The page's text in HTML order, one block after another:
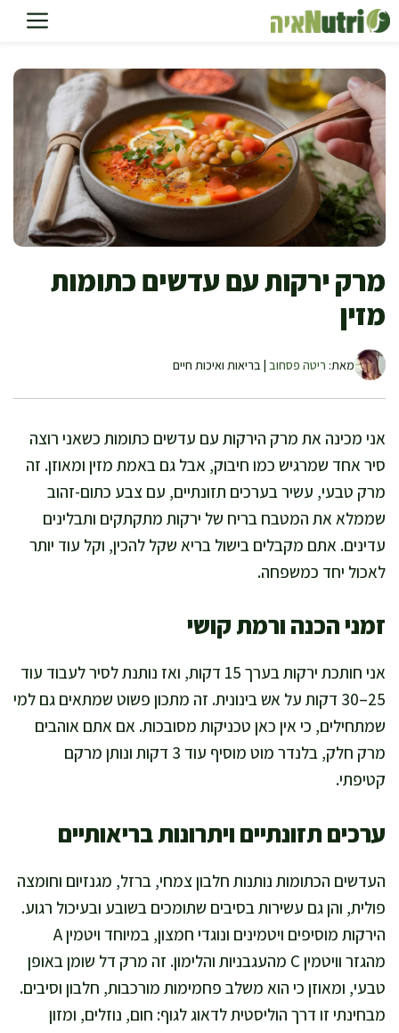
לדלג
לתוכן
מרק ירקות עם עדשים כתומות
מזין
מאת: ריטה פסחוב | בריאות ואיכות חיים
אני מכינה את מרק הירקות עם עדשים כתומות כשאני רוצה
סיר אחד שמרגיש כמו חיבוק, אבל גם באמת מזין ומאוזן. זה
מרק טבעי, עשיר בערכים תזונתיים, עם צבע כתום-זהוב
שממלא את המטבח בריח של ירקות מתקתקים ותבלינים
עדינים. אתם מקבלים בישול בריא שקל להכין, וקל עוד יותר
לאכול יחד כמשפחה.
זמני הכנה ורמת קושי
אני חותכת ירקות בערך 15 דקות, ואז נותנת לסיר לעבוד עוד
25–30 דקות על אש בינונית. זה מתכון פשוט שמתאים גם למי
שמתחילים, כי אין כאן טכניקות מסובכות. אם אתם אוהבים
מרק חלק, בלנדר מוט מוסיף עוד 3 דקות ונותן מרקם
קטיפתי.
ערכים תזונתיים ויתרונות בריאותיים
העדשים הכתומות נותנות חלבון צמחי, ברזל, מגנזיום וחומצה
פולית, והן גם עשירות בסיבים שתומכים בשובע ובעיכול רגוע.
הירקות מוסיפים ויטמינים ונוגדי חמצון, במיוחד ויטמין A
מהגזר וויטמין C מהעגבניות והלימון. זה מרק דל שומן באופן
טבעי, ומאוזן כי הוא משלב פחמימות מורכבות, חלבון וסיבים.
מבחינתי זו דרך הוליסטית לדאוג לגוף: חום, נוזלים, ומזון